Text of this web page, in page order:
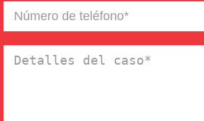
Un blog de derecho de
Connecticut
Número
de
teléfono(Required)
Detalles